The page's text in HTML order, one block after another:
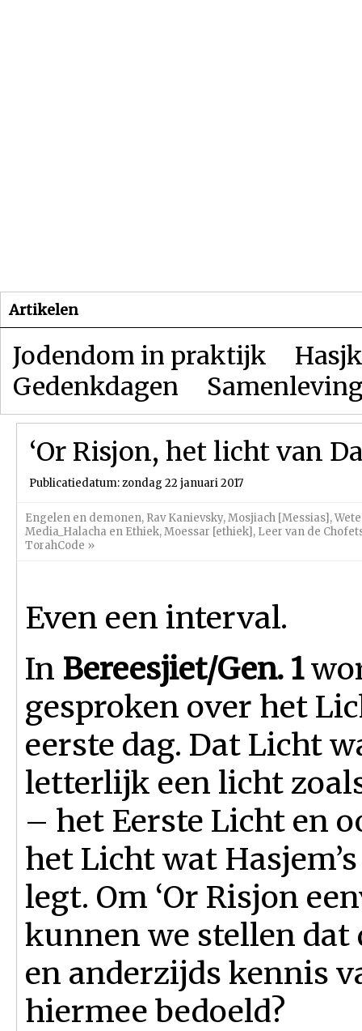
Artikelen
Jodendom in praktijk
Gedenkdagen
‘Or Risjon, het licht van
Publicatiedatum: zondag 22 januari 2017
Engelen en demonen, Rav Kanievsky,Mosjiach [Messias],
Media_Halacha en Ethiek,Moessar [ethiek], Leer van de
TorahCode »
Even een interval.
In Bereesjiet/Gen. 1
gesproken over het
eerste dag. Dat Licht
letterlijk een licht
– het Eerste Licht en
het Licht wat
legt. Om ‘Or Risjon
kunnen we stellen dat
en anderzijds kennis
hiermee bedoeld?